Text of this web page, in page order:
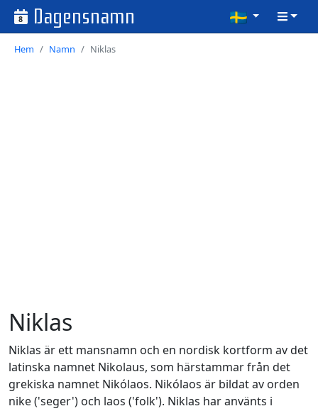
8 Dagensnamn
Hem Namn Niklas
Niklas
Niklas är ett mansnamn och en nordisk kortform av det
latinska namnet Nikolaus, som härstammar från det
grekiska namnet Nikólaos. Nikólaos är bildat av orden
nike ('seger') och laos ('folk'). Niklas har använts i